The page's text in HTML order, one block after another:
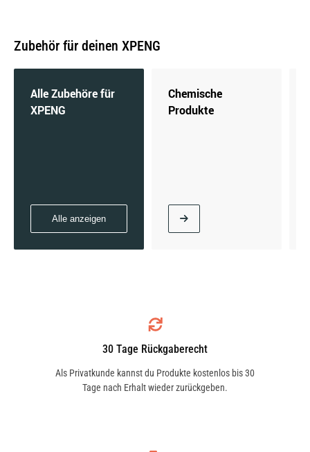
Zubehör für deinen XPENG
Alle Zubehöre für
XPENG
Alle anzeigen
Chemische
Produkte
30 Tage Rückgaberecht
Als Privatkunde kannst du Produkte kostenlos bis 30
Tage nach Erhalt wieder zurückgeben.